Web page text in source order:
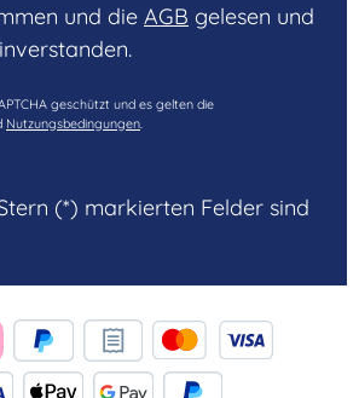
und die AGB gelesen und
geschützt und es gelten die
Nutzungsbedingungen
(*) markierten Felder sind